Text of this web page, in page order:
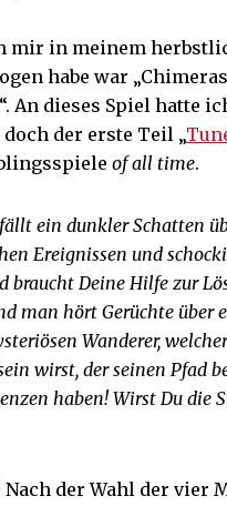
mir in meinem
habe war
An dieses Spiel hatte
der erste Teil „
of all time.
ein dunkler Schatten
Ereignissen und
Deine Hilfe zur
man hört Gerüchte über
Wanderer,
wirst, der seinen Pfad
haben! Wirst Du die
der Wahl der vier